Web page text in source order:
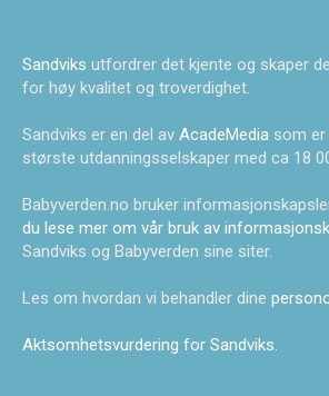
Sandviks utfordrer det kjente og skaper
for høy kvalitet og troverdighet.
Sandviks er en del av AcadeMedia som er
største utdanningsselskaper med ca 18
Babyverden.no bruker
du lese mer om vår bruk av
Sandviks og Babyverden sine siter.
Les om hvordan vi behandler dine
Aktsomhetsvurdering for Sandviks.